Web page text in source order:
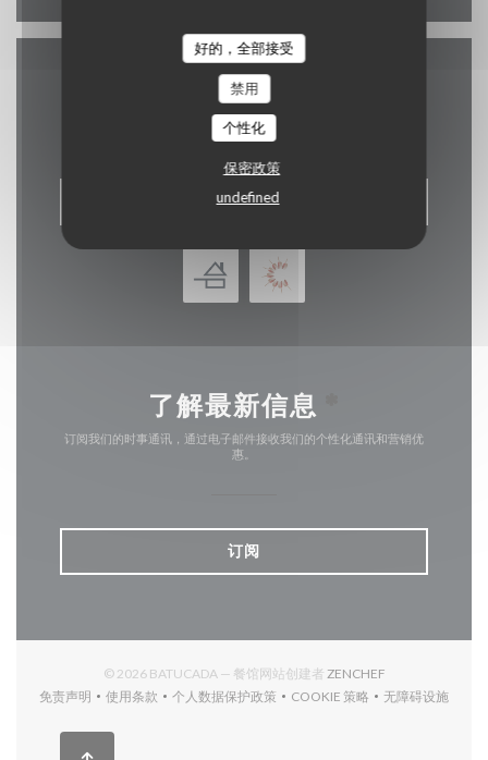
好的，全部接受
禁用
个性化
保密政策
undefined
联系我们
预订餐位
了解最新信息
订阅我们的时事通讯，通过电子邮件接收我们的个性化通讯和营销优
惠。
订阅
© 2026 BATUCADA — 餐馆网站创建者 ZENCHEF((在新窗口中打开
免责声明
((在新窗口中打开))
使用条款
((在新窗口中打开))
个人数据保护政策
((在新窗口中打开))
COOKIE 策略
((在新窗口中打开))
无障碍设施
((在新窗口